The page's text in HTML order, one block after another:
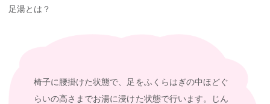
足湯とは？
椅子に腰掛けた状態で、足をふくらはぎの中ほどぐ
らいの高さまでお湯に浸けた状態で行います。じん